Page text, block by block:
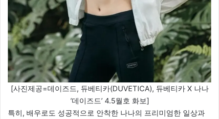
[사진제공=데이즈드, 듀베티카(DUVETICA), 듀베티카 X 나나
‘데이즈드’ 4.5월호 화보]
특히, 배우로도 성공적으로 안착한 나나의 프리미엄한 일상과